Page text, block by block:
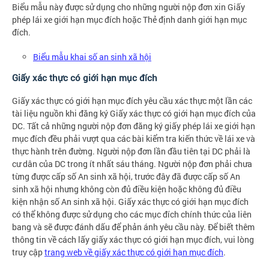
Biểu mẫu này được sử dụng cho những người nộp đơn xin Giấy
phép lái xe giới hạn mục đích hoặc Thẻ định danh giới hạn mục
đích.
Biểu mẫu khai số an sinh xã hội
Giấy xác thực có giới hạn mục đích
Giấy xác thực có giới hạn mục đích yêu cầu xác thực một lần các
tài liệu nguồn khi đăng ký Giấy xác thực có giới hạn mục đích của
DC. Tất cả những người nộp đơn đăng ký giấy phép lái xe giới hạn
mục đích đều phải vượt qua các bài kiểm tra kiến thức về lái xe và
thực hành trên đường. Người nộp đơn lần đầu tiên tại DC phải là
cư dân của DC trong ít nhất sáu tháng. Người nộp đơn phải chưa
từng được cấp số An sinh xã hội, trước đây đã được cấp số An
sinh xã hội nhưng không còn đủ điều kiện hoặc không đủ điều
kiện nhận số An sinh xã hội. Giấy xác thực có giới hạn mục đích
có thể không được sử dụng cho các mục đích chính thức của liên
bang và sẽ được đánh dấu để phản ánh yêu cầu này. Để biết thêm
thông tin về cách lấy giấy xác thực có giới hạn mục đích, vui lòng
truy cậptrang web về giấy xác thực có giới hạn mục đích.